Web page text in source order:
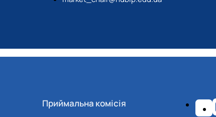
Приймальна комісія